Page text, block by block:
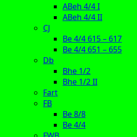
ABeh 4/4 I
ABeh 4/4 II
CJ
Be 4/4 615 – 617
Be 4/4 651 – 655
Db
Bhe 1/2
Bhe 1/2 II
Fart
FB
Be 8/8
Be 4/4